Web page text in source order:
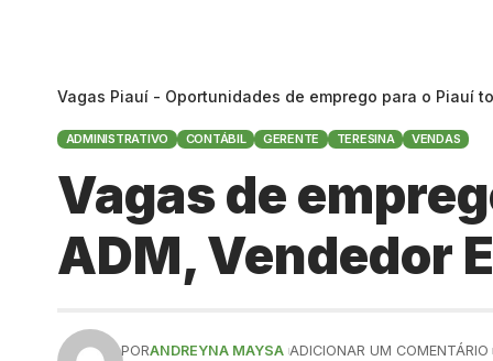
Vagas Piauí - Oportunidades de emprego para o Piauí
ADMINISTRATIVO CONTÁBIL GERENTE TERESINA VENDAS
Vagas de
ADM, Vendedor
PORANDREYNA MAYSA ADICIONAR UM COMENTÁRIO